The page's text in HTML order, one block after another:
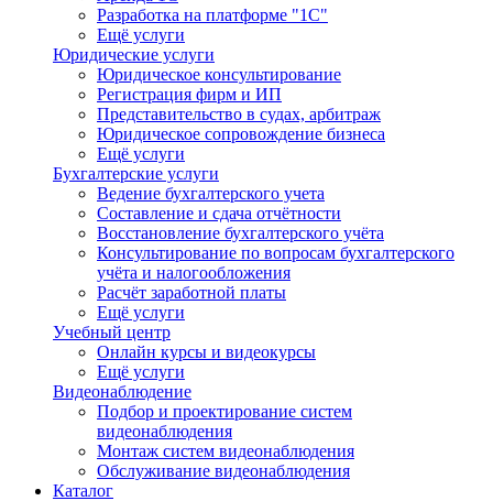
Разработка на платформе "1С"
Ещё услуги
Юридические услуги
Юридическое консультирование
Регистрация фирм и ИП
Представительство в судах, арбитраж
Юридическое сопровождение бизнеса
Ещё услуги
Бухгалтерские услуги
Ведение бухгалтерского учета
Составление и сдача отчётности
Восстановление бухгалтерского учёта
Консультирование по вопросам бухгалтерского
учёта и налогообложения
Расчёт заработной платы
Ещё услуги
Учебный центр
Онлайн курсы и видеокурсы
Ещё услуги
Видеонаблюдение
Подбор и проектирование систем
видеонаблюдения
Монтаж систем видеонаблюдения
Обслуживание видеонаблюдения
Каталог